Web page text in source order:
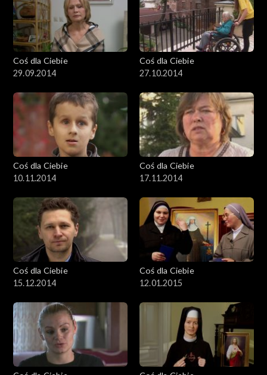
Coś dla Ciebie
29.09.2014
Coś dla Ciebie
27.10.2014
Coś dla Ciebie
10.11.2014
Coś dla Ciebie
17.11.2014
Coś dla Ciebie
15.12.2014
Coś dla Ciebie
12.01.2015